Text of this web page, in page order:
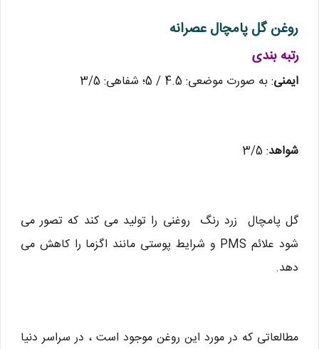
روغن گل پامچال عصرانه
رتبه بندی
ایمنی: به صورت موضعی: 4.5 / 5؛ شفاهی: 3/5
شواهد: 3/5
گل پامچال زرد رنگ روغنی را تولید می کند که تصور می
شود علائم PMS و شرایط پوستی مانند اگزما را کاهش می
دهد.
مطالعاتی که در مورد این روغن موجود است ، در سراسر دنیا